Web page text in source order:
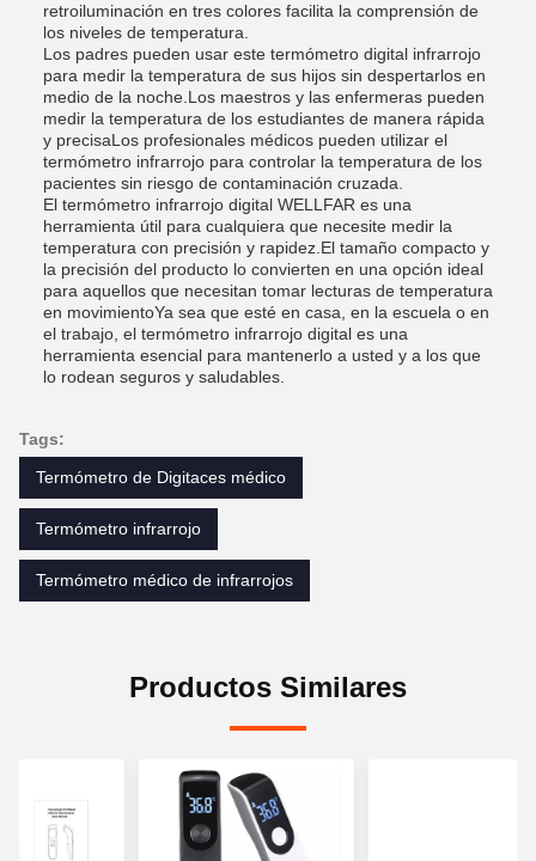
retroiluminación en tres colores facilita la comprensión de
los niveles de temperatura.
Los padres pueden usar este termómetro digital infrarrojo
para medir la temperatura de sus hijos sin despertarlos en
medio de la noche.Los maestros y las enfermeras pueden
medir la temperatura de los estudiantes de manera rápida
y precisaLos profesionales médicos pueden utilizar el
termómetro infrarrojo para controlar la temperatura de los
pacientes sin riesgo de contaminación cruzada.
El termómetro infrarrojo digital WELLFAR es una
herramienta útil para cualquiera que necesite medir la
temperatura con precisión y rapidez.El tamaño compacto y
la precisión del producto lo convierten en una opción ideal
para aquellos que necesitan tomar lecturas de temperatura
en movimientoYa sea que esté en casa, en la escuela o en
el trabajo, el termómetro infrarrojo digital es una
herramienta esencial para mantenerlo a usted y a los que
lo rodean seguros y saludables.
Tags:
Termómetro de Digitaces médico
Termómetro infrarrojo
Termómetro médico de infrarrojos
Productos Similares